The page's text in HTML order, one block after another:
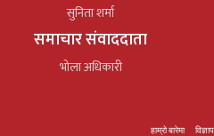
सुनिता शर्मा
समाचार संवाददाता
भोला अधिकारी
हाम्रो बारेमा